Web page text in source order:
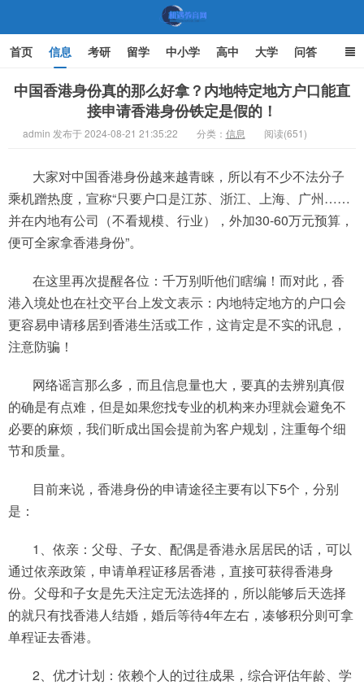
机遇教育网
首页 信息 考研 留学 中小学 高中 大学 问答
文化 家庭教育
中国香港身份真的那么好拿？内地特定地方户口能直
接申请香港身份铁定是假的！
admin 发布于 2024-08-21 21:35:22 分类： 信息 阅读(651)
大家对中国香港身份越来越青睐，所以有不少不法分子
乘机蹭热度，宣称“只要户口是江苏、浙江、上海、广州……
并在内地有公司（不看规模、行业），外加30-60万元预算，
便可全家拿香港身份”。
在这里再次提醒各位：千万别听他们瞎编！而对此，香
港入境处也在社交平台上发文表示：内地特定地方的户口会
更容易申请移居到香港生活或工作，这肯定是不实的讯息，
注意防骗！
网络谣言那么多，而且信息量也大，要真的去辨别真假
的确是有点难，但是如果您找专业的机构来办理就会避免不
必要的麻烦，我们昕成出国会提前为客户规划，注重每个细
节和质量。
目前来说，香港身份的申请途径主要有以下5个，分别
是：
1、依亲：父母、子女、配偶是香港永居居民的话，可以
通过依亲政策，申请单程证移居香港，直接可获得香港身
份。父母和子女是先天注定无法选择的，所以能够后天选择
的就只有找香港人结婚，婚后等待4年左右，凑够积分则可拿
单程证去香港。
2、优才计划：依赖个人的过往成果，综合评估年龄、学